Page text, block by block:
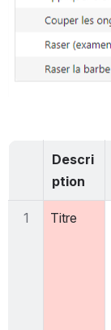
Descri
ption
1 Titre